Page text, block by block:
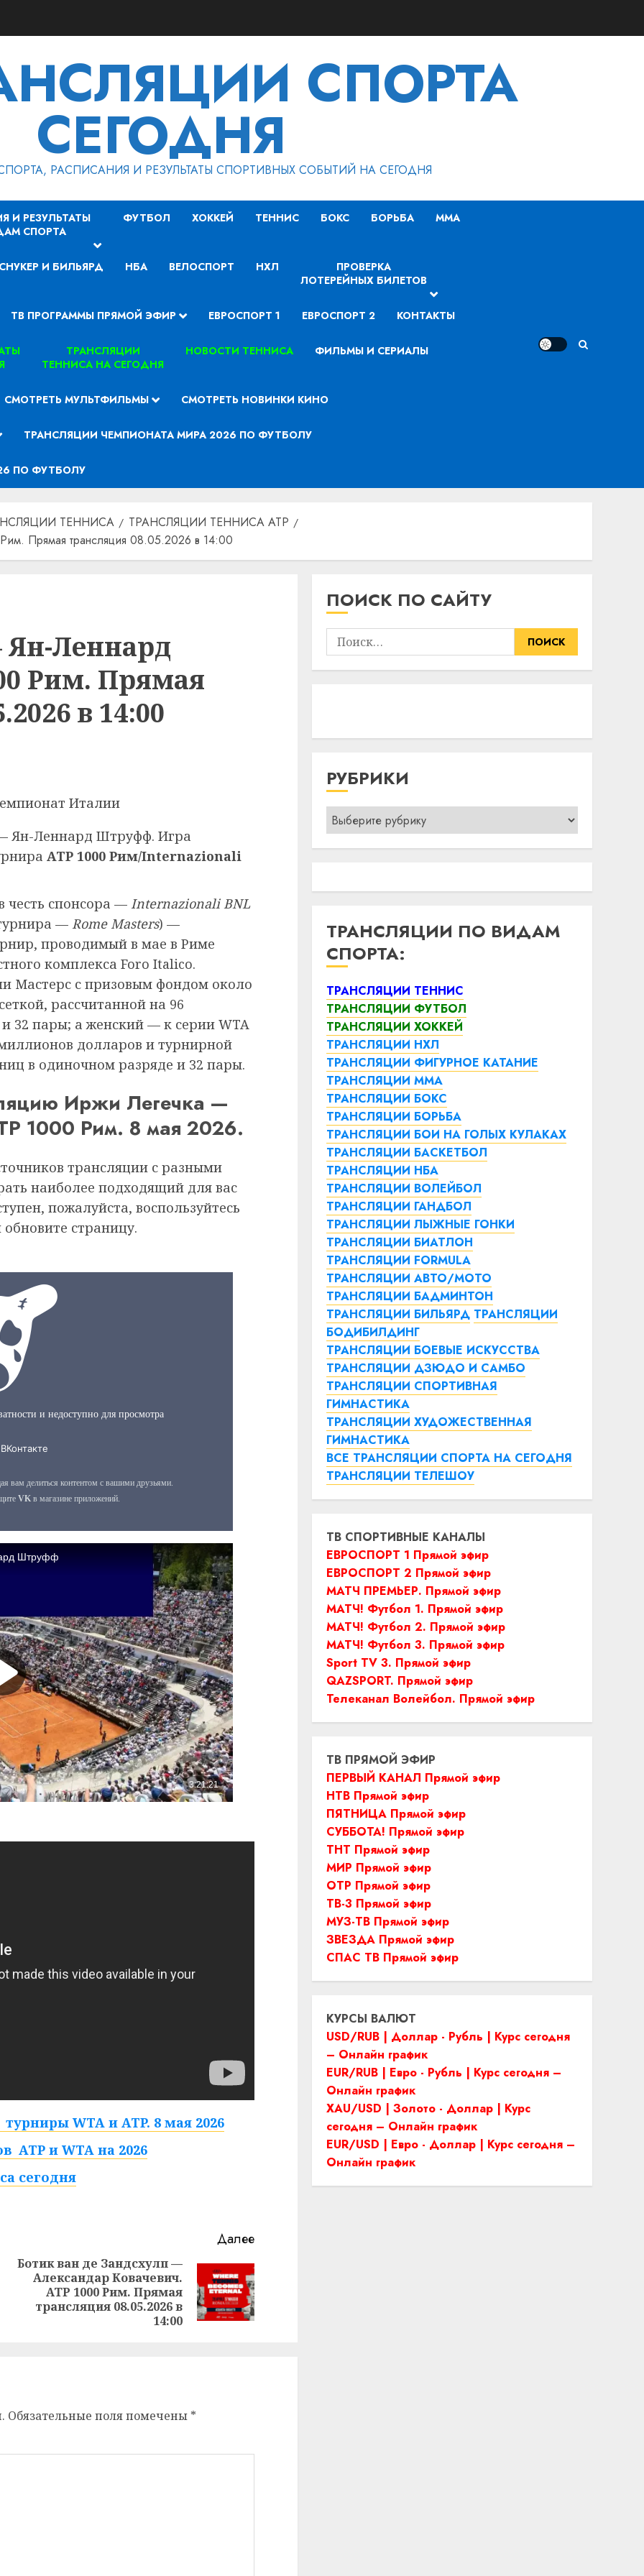
СПОРТА
СЕГОДНЯ
РАСПИСАНИЯ И РЕЗУЛЬТАТЫ СПОРТИВНЫХ СОБЫТИЙ НА СЕГОДНЯ
И РЕЗУЛЬТАТЫ
СПОРТА
ФУТБОЛ ХОККЕЙ ТЕННИС БОКС БОРЬБА MMA
СНУКЕР И БИЛЬЯРД НБА ВЕЛОСПОРТ НХЛ
ПРОВЕРКА
ЛОТЕРЕЙНЫХ БИЛЕТОВ
ТВ ПРОГРАММЫ ПРЯМОЙ ЭФИР ЕВРОСПОРТ 1 ЕВРОСПОРТ 2 КОНТАКТЫ
ТРАНСЛЯЦИИ
ТЕННИСА НА СЕГОДНЯ
НОВОСТИ ТЕННИСА ФИЛЬМЫ И СЕРИАЛЫ
СМОТРЕТЬ МУЛЬТФИЛЬМЫ СМОТРЕТЬ НОВИНКИ КИНО
ТРАНСЛЯЦИИ ЧЕМПИОНАТА МИРА 2026 ПО ФУТБОЛУ
ПО ФУТБОЛУ
ТЕННИСА
ТРАНСЛЯЦИИ ТЕННИСА ATP
Прямая трансляция 08.05.2026 в 14:00
Леннард
Рим. Прямая
в 14:00
Ян-Леннард Штруфф. Игра
ATP 1000 Рим/Internazionali
честь спонсора — Internazionali BNL
— Rome Masters) —
проводимый в мае в Риме
комплекса Foro Italico.
Мастерс с призовым фондом около
рассчитанной на 96
32 пары; а женский — к серии WTA
долларов и турнирной
в одиночном разряде и 32 пары.
Иржи Легечка —
1000 Рим. 8 мая 2026.
трансляции с разными
наиболее подходящий для вас
пожалуйста, воспользуйтесь
страницу.
WTA и ATP. 8 мая 2026
ATP и WTA на 2026
сегодня
Предыдущая
запись:
Далее
Следующая
запись:
Ботик ван де Зандсхулп —
Александар Ковачевич.
ATP 1000 Рим. Прямая
трансляция 08.05.2026 в
14:00
Обязательные поля помечены *
ПОИСК ПО САЙТУ
Найти:
РУБРИКИ
Рубрики
ТРАНСЛЯЦИИ ПО ВИДАМ
СПОРТА:
ТРАНСЛЯЦИИ ТЕННИС
ТРАНСЛЯЦИИ ФУТБОЛ
ТРАНСЛЯЦИИ ХОККЕЙ
ТРАНСЛЯЦИИ НХЛ
ТРАНСЛЯЦИИ ФИГУРНОЕ КАТАНИЕ
ТРАНСЛЯЦИИ ММА
ТРАНСЛЯЦИИ БОКС
ТРАНСЛЯЦИИ БОРЬБА
ТРАНСЛЯЦИИ БОИ НА ГОЛЫХ КУЛАКАХ
ТРАНСЛЯЦИИ БАСКЕТБОЛ
ТРАНСЛЯЦИИ НБА
ТРАНСЛЯЦИИ ВОЛЕЙБОЛ
ТРАНСЛЯЦИИ ГАНДБОЛ
ТРАНСЛЯЦИИ ЛЫЖНЫЕ ГОНКИ
ТРАНСЛЯЦИИ БИАТЛОН
ТРАНСЛЯЦИИ FORMULA
ТРАНСЛЯЦИИ АВТО/МОТО
ТРАНСЛЯЦИИ БАДМИНТОН
ТРАНСЛЯЦИИ БИЛЬЯРД ТРАНСЛЯЦИИ
БОДИБИЛДИНГ
ТРАНСЛЯЦИИ БОЕВЫЕ ИСКУССТВА
ТРАНСЛЯЦИИ ДЗЮДО И САМБО
ТРАНСЛЯЦИИ СПОРТИВНАЯ
ГИМНАСТИКА
ТРАНСЛЯЦИИ ХУДОЖЕСТВЕННАЯ
ГИМНАСТИКА
ВСЕ ТРАНСЛЯЦИИ СПОРТА НА СЕГОДНЯ
ТРАНСЛЯЦИИ ТЕЛЕШОУ
ТВ СПОРТИВНЫЕ КАНАЛЫ
ЕВРОСПОРТ 1 Прямой эфир
ЕВРОСПОРТ 2 Прямой эфир
МАТЧ ПРЕМЬЕР. Прямой эфир
МАТЧ! Футбол 1. Прямой эфир
МАТЧ! Футбол 2. Прямой эфир
МАТЧ! Футбол 3. Прямой эфир
Sport TV 3. Прямой эфир
QAZSPORT. Прямой эфир
Телеканал Волейбол. Прямой эфир
ТВ ПРЯМОЙ ЭФИР
ПЕРВЫЙ КАНАЛ Прямой эфир
НТВ Прямой эфир
ПЯТНИЦА Прямой эфир
СУББОТА! Прямой эфир
ТНТ Прямой эфир
МИР Прямой эфир
ОТР Прямой эфир
ТВ-3 Прямой эфир
МУЗ-ТВ Прямой эфир
ЗВЕЗДА Прямой эфир
СПАС ТВ Прямой эфир
КУРСЫ ВАЛЮТ
USD/RUB | Доллар - Рубль | Курс сегодня
– Онлайн график
EUR/RUB | Евро - Рубль | Курс сегодня –
Онлайн график
XAU/USD | Золото - Доллар | Курс
сегодня – Онлайн график
EUR/USD | Евро - Доллар | Курс сегодня –
Онлайн график